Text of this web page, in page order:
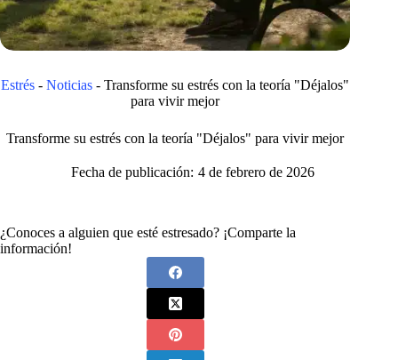
Estrés -Noticias -Transforme su estrés con la teoría "Déjalos"
para vivir mejor
Transforme su estrés con la teoría "Déjalos" para vivir mejor
Fecha de publicación: 4 de febrero de 2026
¿Conoces a alguien que esté estresado? ¡Comparte la
información!